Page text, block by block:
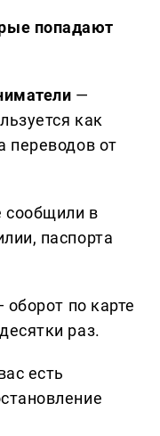
попадают
—
как
переводов от
сообщили в
паспорта
оборот по карте
раз.
есть